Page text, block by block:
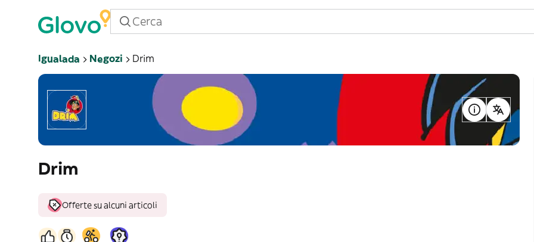
Igualada Negozi Drim
Drim
Offerte su alcuni articoli